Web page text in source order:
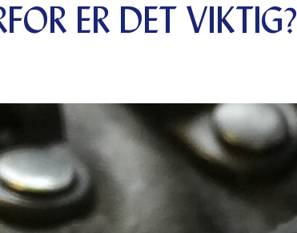
ER DET VIKTIG?